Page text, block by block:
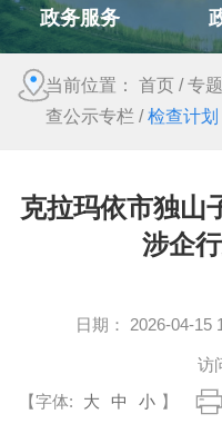
政务服务
当前位置： 首页 /专
查公示专栏 /检查计划
克拉玛依市独山
涉企
日期： 2026-04-15
访
【字体:
大 中 小 】